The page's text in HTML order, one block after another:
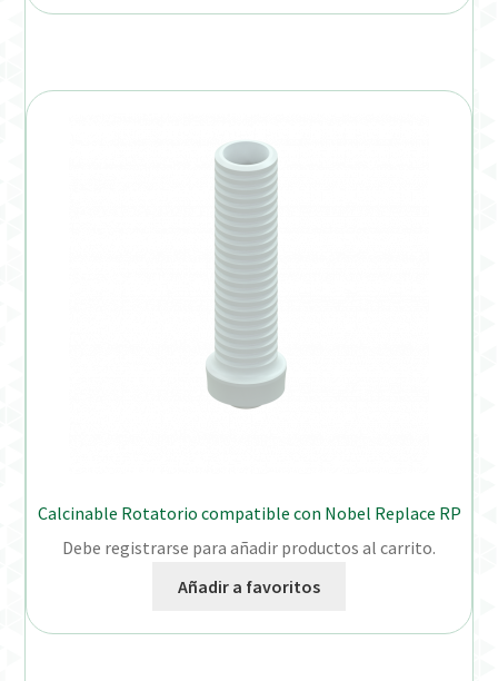
Calcinable Rotatorio compatible con Nobel Replace RP
Debe registrarse para añadir productos al carrito.
Añadir a favoritos